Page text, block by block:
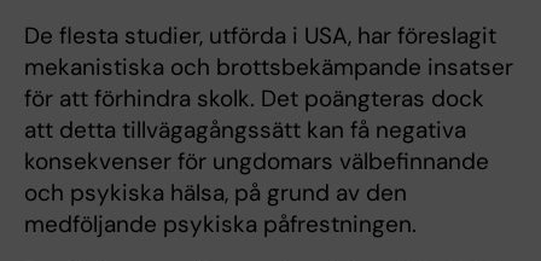
De flesta studier, utförda i USA, har föreslagit
mekanistiska och brottsbekämpande insatser
för att förhindra skolk. Det poängteras dock
att detta tillvägagångssätt kan få negativa
konsekvenser för ungdomars välbefinnande
och psykiska hälsa, på grund av den
medföljande psykiska påfrestningen.